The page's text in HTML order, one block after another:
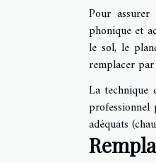
Pour
phonique et
le sol, le
remplacer
La technique
adéquats